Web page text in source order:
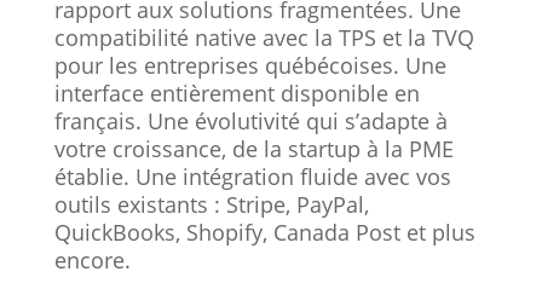
rapport aux solutions fragmentées. Une
compatibilité native avec la TPS et la TVQ
pour les entreprises québécoises. Une
interface entièrement disponible en
français. Une évolutivité qui s’adapte à
votre croissance, de la startup à la PME
établie. Une intégration fluide avec vos
outils existants : Stripe, PayPal,
QuickBooks, Shopify, Canada Post et plus
encore.